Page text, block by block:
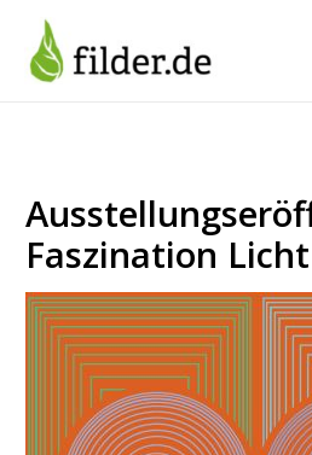
Inhalt
springen
Faszination